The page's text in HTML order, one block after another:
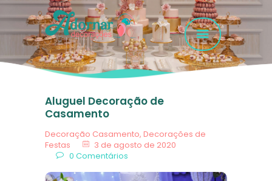
GALERIA FOTOS
SERVIÇOS
EMPRESA
FAQ
Aluguel Decoração de
Casamento
Decoração Casamento, Decorações de
Festas
3 de agosto de 2020
0 Comentários